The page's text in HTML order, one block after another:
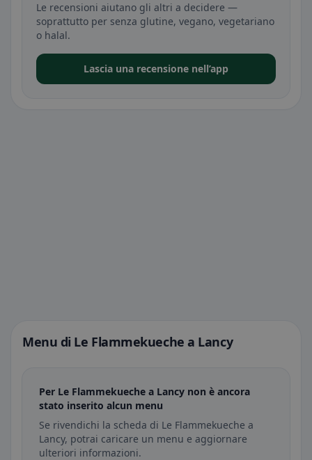
Le recensioni aiutano gli altri a decidere —
soprattutto per senza glutine, vegano, vegetariano
o halal.
Lascia una recensione nell’app
Menu di Le Flammekueche a Lancy
Per Le Flammekueche a Lancy non è ancora
stato inserito alcun menu
Se rivendichi la scheda di Le Flammekueche a
Lancy, potrai caricare un menu e aggiornare
ulteriori informazioni.